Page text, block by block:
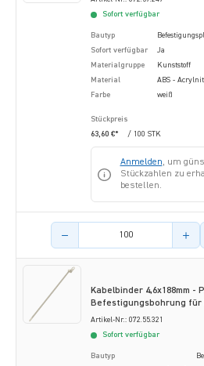
Sofort verfügbar
Bautyp
Sofort verfügbar
Ja
Materialgruppe
Kunststoff
Material
ABS -
Farbe
weiß
Stückpreis
63,60 €*
/ 100 STK
Anmelden, um
Stückzahlen zu
bestellen.
Menge des Artikels
Kabelbinder 4,6x188mm -
Befestigungsbohrung für
Artikel-Nr.: 072.55.321
Sofort verfügbar
Bautyp